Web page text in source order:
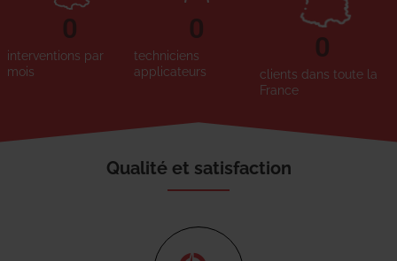
interventions par
mois
0
techniciens
applicateurs
0
clients dans toute la
France
0
Qualité et satisfaction